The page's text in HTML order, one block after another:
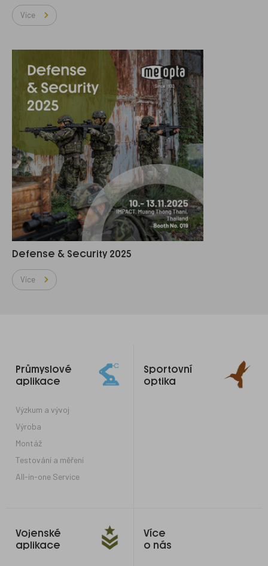
Více
Defense & Security 2025
Více
do
Průmyslové
aplikace
Výzkum a vývoj
Výroba
Montáž
Testování a měření
All-in-one Service
Sportovní
optika
Vojenské
aplikace
Více
o nás